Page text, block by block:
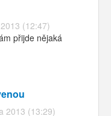
(12:47)
přijde nějaká
2013 (13:29)